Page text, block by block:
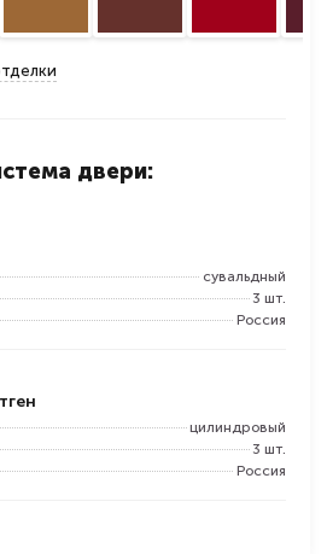
двери:
сувальдный
3 шт.
Россия
цилиндровый
3 шт.
Россия